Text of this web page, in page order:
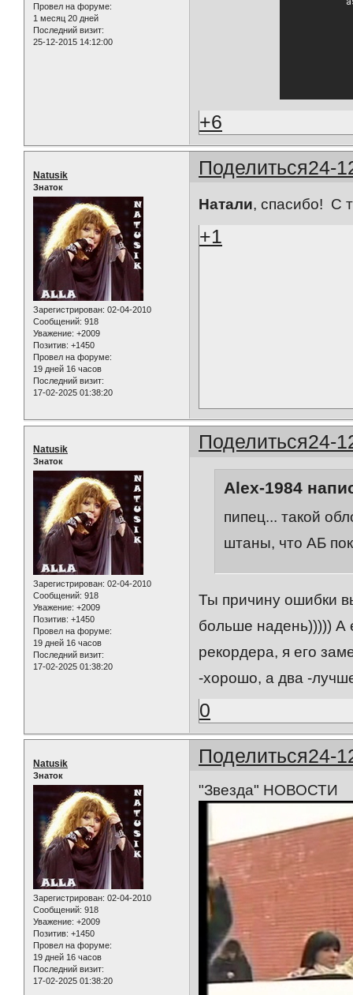
Провел на форуме:
1 месяц 20 дней
Последний визит:
25-12-2015 14:12:00
+6
Поделиться24-
Natusik
Знаток
Зарегистрирован: 02-04-2010
Сообщений: 918
Уважение: +2009
Позитив: +1450
Провел на форуме:
19 дней 16 часов
Последний визит:
17-02-2025 01:38:20
Натали, спасибо! С
+1
Поделиться24-
Natusik
Знаток
Зарегистрирован: 02-04-2010
Сообщений: 918
Уважение: +2009
Позитив: +1450
Провел на форуме:
19 дней 16 часов
Последний визит:
17-02-2025 01:38:20
Alex-1984
пипец... такой
штаны, что АБ
Ты причину ошибки
больше надень))))) А
рекордера, я его
-хорошо, а два -
0
Поделиться24-
Natusik
Знаток
Зарегистрирован: 02-04-2010
Сообщений: 918
Уважение: +2009
Позитив: +1450
Провел на форуме:
19 дней 16 часов
Последний визит:
17-02-2025 01:38:20
"Звезда" НОВОСТИ